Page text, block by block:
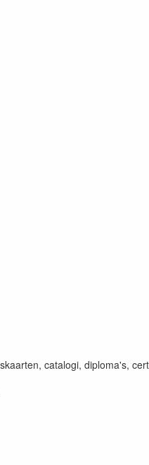
catalogi, diploma's,